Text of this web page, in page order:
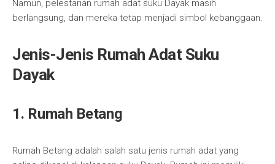
Namun, pelestarian rumah adat suku Dayak masih
berlangsung, dan mereka tetap menjadi simbol kebanggaan.
Jenis-Jenis Rumah Adat Suku
Dayak
1. Rumah Betang
Rumah Betang adalah salah satu jenis rumah adat yang